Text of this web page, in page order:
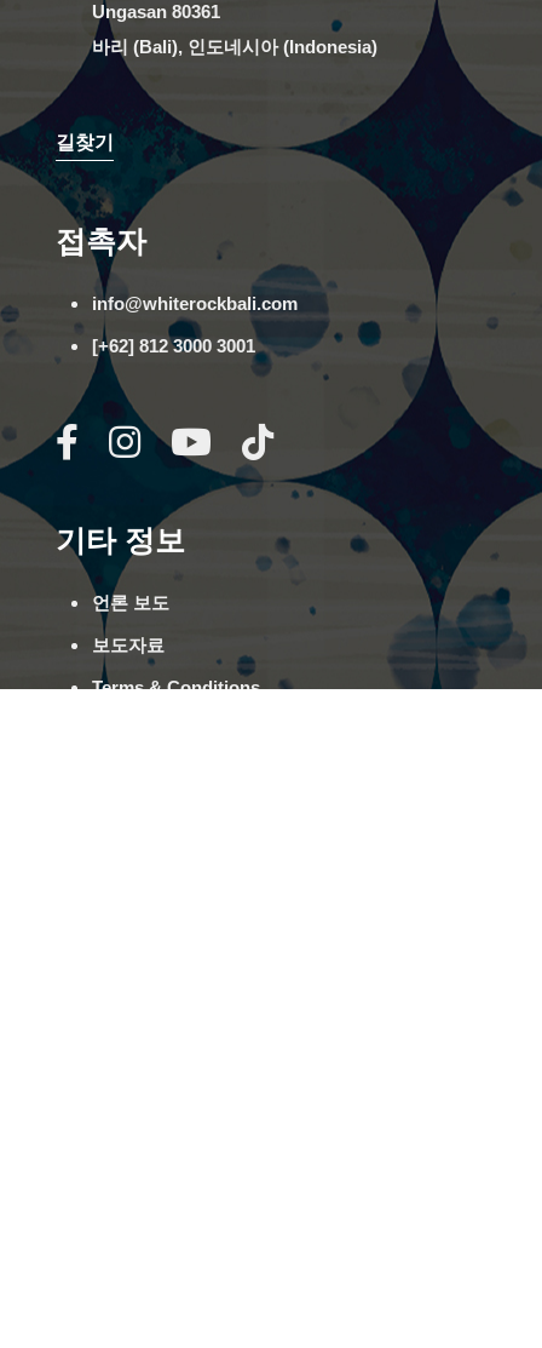
Ungasan 80361
바리 (Bali), 인도네시아 (Indonesia)
길찾기
접촉자
info@whiterockbali.com
[+62] 812 3000 3001
기타 정보
언론 보도
보도자료
Terms & Conditions